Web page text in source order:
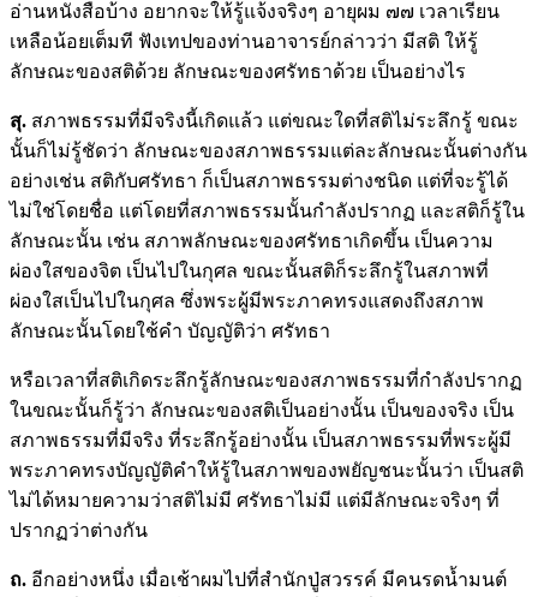
อ่านหนังสือบ้าง อยากจะให้รู้แจ้งจริงๆ อายุผม ๗๗ เวลาเรียน
เหลือน้อยเต็มที ฟังเทปของท่านอาจารย์กล่าวว่า มีสติ ให้รู้
ลักษณะของสติด้วย ลักษณะของศรัทธาด้วย เป็นอย่างไร
สุ. สภาพธรรมที่มีจริงนี้เกิดแล้ว แต่ขณะใดที่สติไม่ระลึกรู้ ขณะ
นั้นก็ไม่รู้ชัดว่า ลักษณะของสภาพธรรมแต่ละลักษณะนั้นต่างกัน
อย่างเช่น สติกับศรัทธา ก็เป็นสภาพธรรมต่างชนิด แต่ที่จะรู้ได้
ไม่ใช่โดยชื่อ แต่โดยที่สภาพธรรมนั้นกำลังปรากฏ และสติก็รู้ใน
ลักษณะนั้น เช่น สภาพลักษณะของศรัทธาเกิดขึ้น เป็นความ
ผ่องใสของจิต เป็นไปในกุศล ขณะนั้นสติก็ระลึกรู้ในสภาพที่
ผ่องใสเป็นไปในกุศล ซึ่งพระผู้มีพระภาคทรงแสดงถึงสภาพ
ลักษณะนั้นโดยใช้คำ บัญญัติว่า ศรัทธา
หรือเวลาที่สติเกิดระลึกรู้ลักษณะของสภาพธรรมที่กำลังปรากฏ
ในขณะนั้นก็รู้ว่า ลักษณะของสติเป็นอย่างนั้น เป็นของจริง เป็น
สภาพธรรมที่มีจริง ที่ระลึกรู้อย่างนั้น เป็นสภาพธรรมที่พระผู้มี
พระภาคทรงบัญญัติคำให้รู้ในสภาพของพยัญชนะนั้นว่า เป็นสติ
ไม่ได้หมายความว่าสติไม่มี ศรัทธาไม่มี แต่มีลักษณะจริงๆ ที่
ปรากฏว่าต่างกัน
ถ. อีกอย่างหนึ่ง เมื่อเช้าผมไปที่สำนักปู่สวรรค์ มีคนรดน้ำมนต์